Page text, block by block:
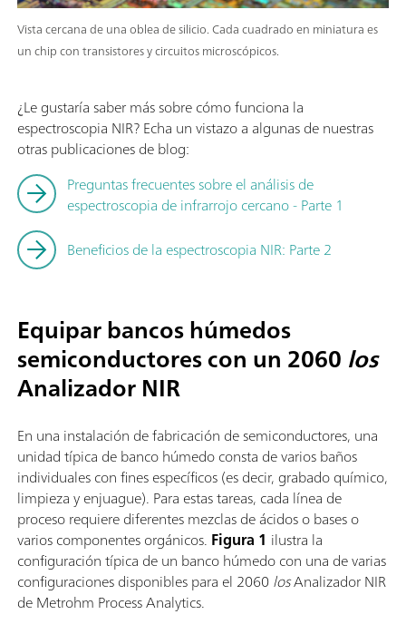
Vista cercana de una oblea de silicio. Cada cuadrado en miniatura es
un chip con transistores y circuitos microscópicos.
¿Le gustaría saber más sobre cómo funciona la
espectroscopia NIR? Echa un vistazo a algunas de nuestras
otras publicaciones de blog:
Preguntas frecuentes sobre el análisis de
espectroscopia de infrarrojo cercano - Parte 1
Beneficios de la espectroscopia NIR: Parte 2
Equipar bancos húmedos
semiconductores con un 2060 los
Analizador NIR
En una instalación de fabricación de semiconductores, una
unidad típica de banco húmedo consta de varios baños
individuales con fines específicos (es decir, grabado químico,
limpieza y enjuague). Para estas tareas, cada línea de
proceso requiere diferentes mezclas de ácidos o bases o
varios componentes orgánicos. Figura 1 ilustra la
configuración típica de un banco húmedo con una de varias
configuraciones disponibles para el 2060losAnalizador NIR
de Metrohm Process Analytics.